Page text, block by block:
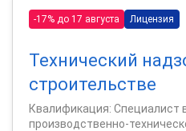
-17% до 17 августа Лицензия
Технический
строительстве
Квалификация: Специалист
производственно-